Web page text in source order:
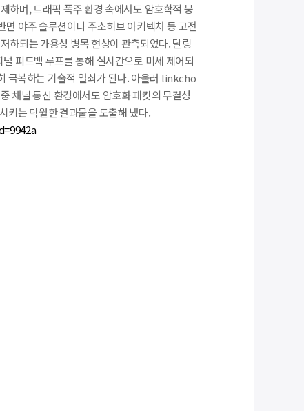
하며, 트래픽 폭주 환경 속에서도 암호학적 붕
야주 솔루션이나 주소허브 아키텍처 등 고전
하되는 가용성 병목 현상이 관측되었다. 달링
피드백 루프를 통해 실시간으로 미세 제어되
극복하는 기술적 열쇠가 된다. 아울러 linkcho
채널 통신 환경에서도 암호화 패킷의 무결성
키는 탁월한 결과물을 도출해 냈다.